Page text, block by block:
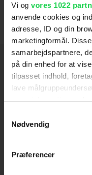
Vi og vores 1022
anvende cookies og
adresse, ID og din
marketingformål.
samarbejdspartnere,
på din enhed for at
tilpasset indhold,
lave
tilbage eller ændre
"Cookiedeklaration",
Nødvendig
Præferencer
Hold
Ved
Kino.dks